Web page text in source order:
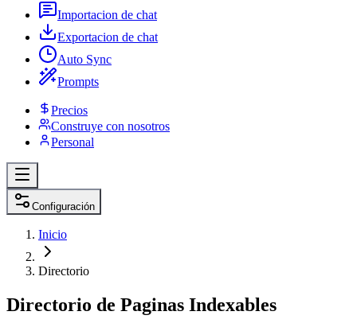
Importacion de chat
Exportacion de chat
Auto Sync
Prompts
Precios
Construye con nosotros
Personal
Configuración
Inicio
Directorio
Directorio de Paginas Indexables